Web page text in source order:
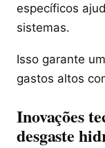
específicos
sistemas.
Isso garante
gastos altos
Inovações
desgaste